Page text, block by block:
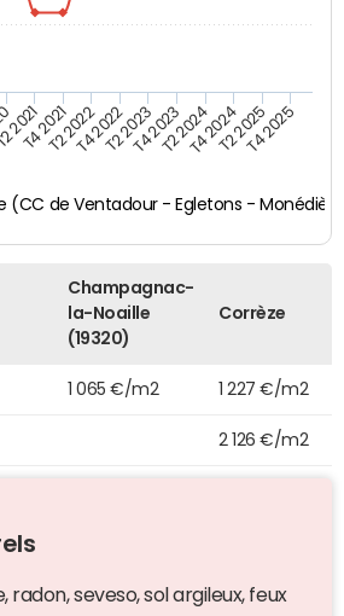
(CC de Ventadour - Egletons -
2021
T4 2021T2 2022T4 2022T2 2023T4 2023T2 2024T4 2024T2 2025T4 2025
Champagnac-
la-Noaille
(19320)
Corrèze
1 065 €/m2 1 227 €/m2
2 126 €/m2
radon, seveso, sol argileux, feux